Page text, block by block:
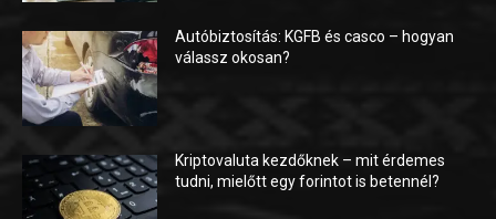
Autóbiztosítás: KGFB és casco – hogyan
válassz okosan?
Kriptovaluta kezdőknek – mit érdemes
tudni, mielőtt egy forintot is betennél?